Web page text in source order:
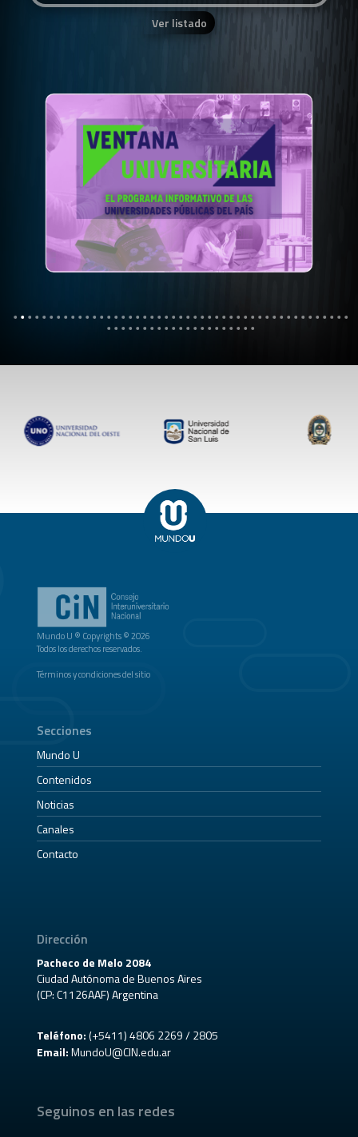
Ver listado
Mundo U ® Copyrights © 2026
Todos los derechos reservados.
Términos y condiciones del sitio
Secciones
Mundo U
Contenidos
Noticias
Canales
Contacto
Dirección
Pacheco de Melo 2084
Ciudad Autónoma de Buenos Aires
(CP: C1126AAF) Argentina
Teléfono:(+5411) 4806 2269 / 2805
Email: MundoU@CIN.edu.ar
Seguinos en las redes